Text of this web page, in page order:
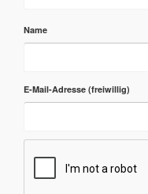
Name
E-Mail-Adresse